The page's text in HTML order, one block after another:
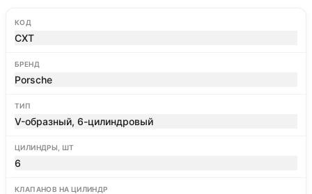
КОД
CXT
БРЕНД
Porsche
ТИП
V-образный, 6-цилиндровый
ЦИЛИНДРЫ, ШТ
6
КЛАПАНОВ НА ЦИЛИНДР